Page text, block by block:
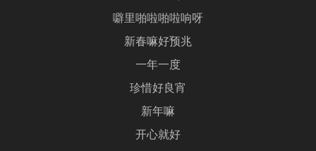
噼里啪啦啪啦响呀
新春嘛好预兆
一年一度
珍惜好良宵
新年嘛
开心就好